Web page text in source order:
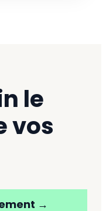
le
vos
→